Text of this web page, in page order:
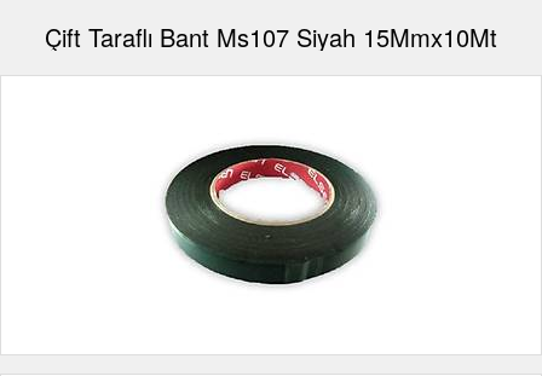
Çift Taraflı Bant Ms107 Siyah 15Mmx10Mt